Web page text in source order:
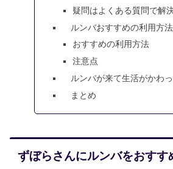
疑問はよくある質問で解
ルンバおすすめの利用方
おすすめの利用方法
注意点
ルンバが来て生活がかわ
まとめ
ずぼらさんにルンバをおすす